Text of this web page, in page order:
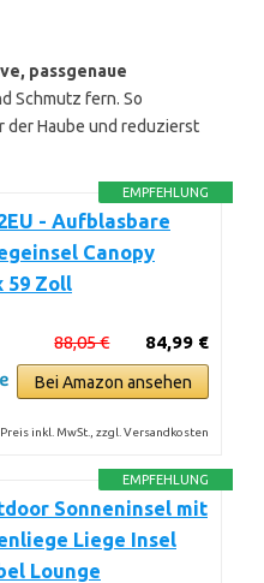
passgenaue
Schmutz fern. So
der Haube und reduzierst
EMPFEHLUNG
- Aufblasbare
Canopy
59 Zoll
84,99 €
88,05 €
Bei Amazon ansehen
Preis inkl. MwSt., zzgl. Versandkosten
EMPFEHLUNG
Sonneninsel mit
Liege Insel
Lounge